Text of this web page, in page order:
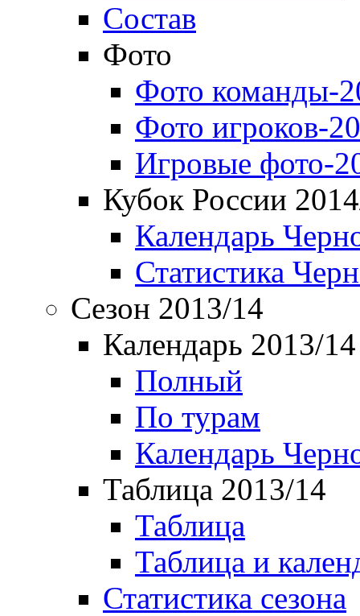
Состав
Фото
Фото команды-
Фото игроков-
Игровые фото-
Кубок России
Календарь
Статистика
Сезон 2013/14
Календарь 2013/14
Полный
По турам
Календарь
Таблица 2013/14
Таблица
Таблица и
Статистика сезона